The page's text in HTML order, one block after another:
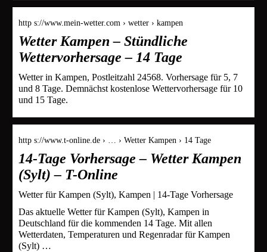
http s://www.mein-wetter.com › wetter › kampen
Wetter Kampen – Stündliche
Wettervorhersage – 14 Tage
Wetter in Kampen, Postleitzahl 24568. Vorhersage für 5, 7
und 8 Tage. Demnächst kostenlose Wettervorhersage für 10
und 15 Tage.
http s://www.t-online.de › … › Wetter Kampen › 14 Tage
14-Tage Vorhersage – Wetter Kampen
(Sylt) – T-Online
Wetter für Kampen (Sylt), Kampen | 14-Tage Vorhersage
Das aktuelle Wetter für Kampen (Sylt), Kampen in
Deutschland für die kommenden 14 Tage. Mit allen
Wetterdaten, Temperaturen und Regenradar für Kampen
(Sylt) …